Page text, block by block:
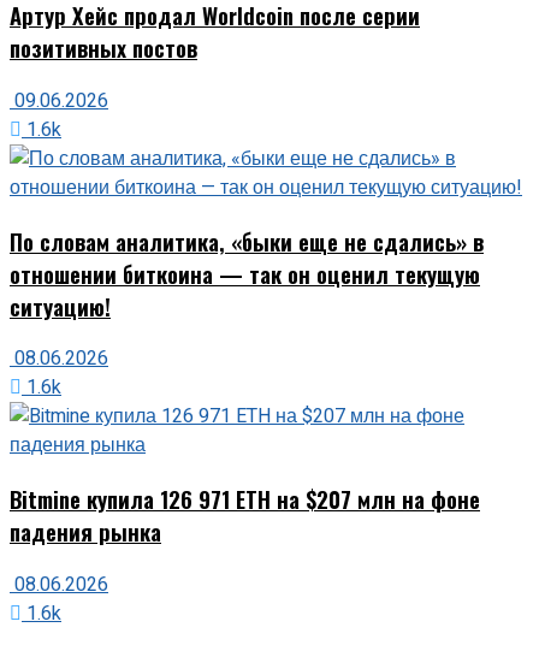
Артур Хейс продал Worldcoin после серии
позитивных постов
09.06.2026
1.6k
По словам аналитика, «быки еще не сдались» в
отношении биткоина — так он оценил текущую
ситуацию!
08.06.2026
1.6k
Bitmine купила 126 971 ETH на $207 млн на фоне
падения рынка
08.06.2026
1.6k